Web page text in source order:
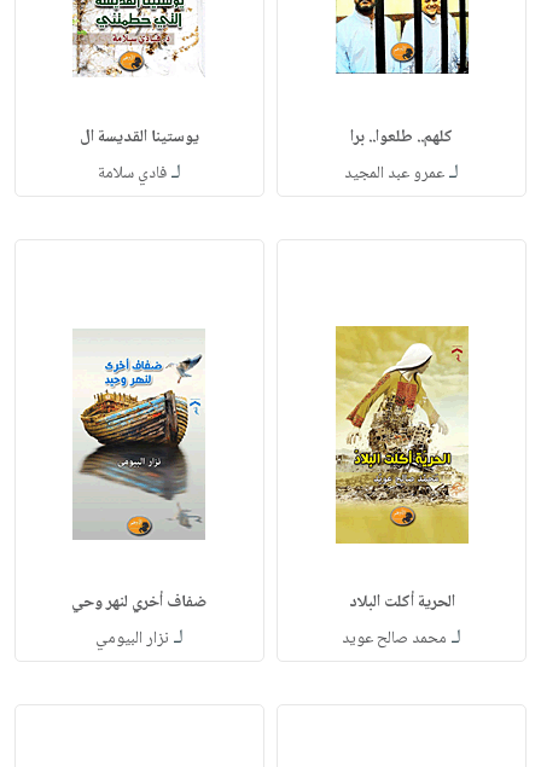
كلهم.. طلعوا.. برا
لـعمرو عبد المجيد
يوستينا القديسة ال
لـفادي سلامة
الحرية أكلت البلاد
لـ محمد صالح عويد
ضفاف أخري لنهر وحي
لـ نزار البيومي